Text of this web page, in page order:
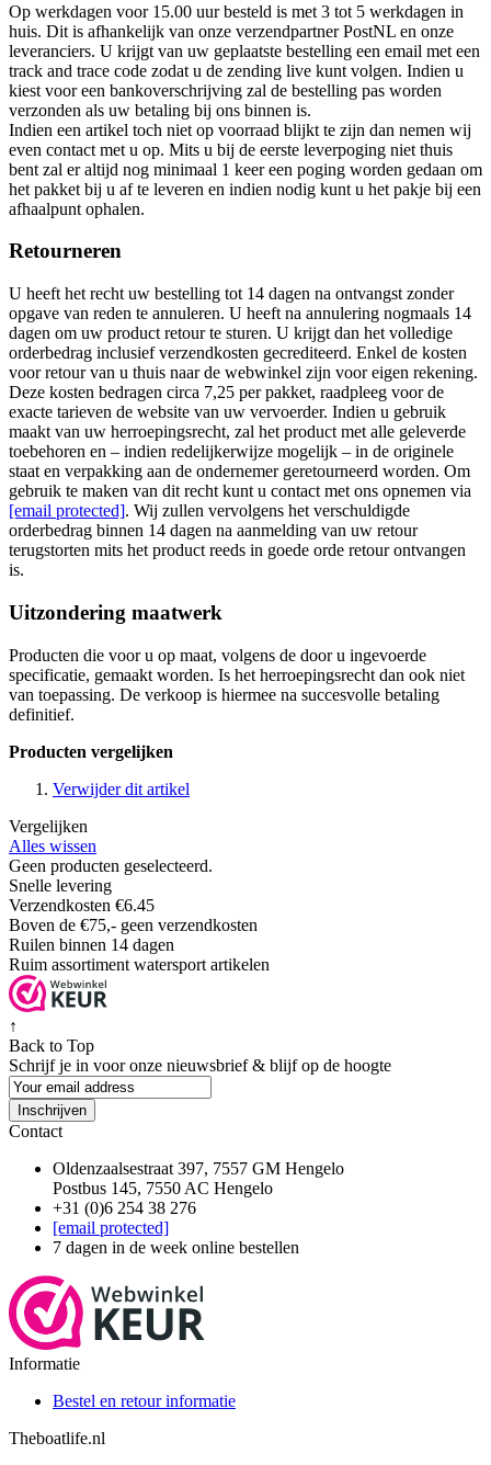
Op werkdagen voor 15.00 uur besteld is met 3 tot 5 werkdagen in
huis. Dit is afhankelijk van onze verzendpartner PostNL en onze
leveranciers. U krijgt van uw geplaatste bestelling een email met een
track and trace code zodat u de zending live kunt volgen. Indien u
kiest voor een bankoverschrijving zal de bestelling pas worden
verzonden als uw betaling bij ons binnen is.
Indien een artikel toch niet op voorraad blijkt te zijn dan nemen wij
even contact met u op. Mits u bij de eerste leverpoging niet thuis
bent zal er altijd nog minimaal 1 keer een poging worden gedaan om
het pakket bij u af te leveren en indien nodig kunt u het pakje bij een
afhaalpunt ophalen.
Retourneren
U heeft het recht uw bestelling tot 14 dagen na ontvangst zonder
opgave van reden te annuleren. U heeft na annulering nogmaals 14
dagen om uw product retour te sturen. U krijgt dan het volledige
orderbedrag inclusief verzendkosten gecrediteerd. Enkel de kosten
voor retour van u thuis naar de webwinkel zijn voor eigen rekening.
Deze kosten bedragen circa 7,25 per pakket, raadpleeg voor de
exacte tarieven de website van uw vervoerder. Indien u gebruik
maakt van uw herroepingsrecht, zal het product met alle geleverde
toebehoren en – indien redelijkerwijze mogelijk – in de originele
staat en verpakking aan de ondernemer geretourneerd worden. Om
gebruik te maken van dit recht kunt u contact met ons opnemen via
[email protected]. Wij zullen vervolgens het verschuldigde
orderbedrag binnen 14 dagen na aanmelding van uw retour
terugstorten mits het product reeds in goede orde retour ontvangen
is.
Uitzondering maatwerk
Producten die voor u op maat, volgens de door u ingevoerde
specificatie, gemaakt worden. Is het herroepingsrecht dan ook niet
van toepassing. De verkoop is hiermee na succesvolle betaling
definitief.
Producten vergelijken
Verwijder dit artikel
Vergelijken
Alles wissen
Geen producten geselecteerd.
Snelle levering
Verzendkosten €6.45
Boven de €75,- geen verzendkosten
Ruilen binnen 14 dagen
Ruim assortiment watersport artikelen
↑
Back to Top
Schrijf je in voor onze nieuwsbrief & blijf op de hoogte
Inschrijven
Contact
Oldenzaalsestraat 397, 7557 GM Hengelo
Postbus 145, 7550 AC Hengelo
+31 (0)6 254 38 276
[email protected]
7 dagen in de week online bestellen
Informatie
Bestel en retour informatie
Theboatlife.nl